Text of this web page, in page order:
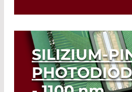
Read More
SILIZIUM-